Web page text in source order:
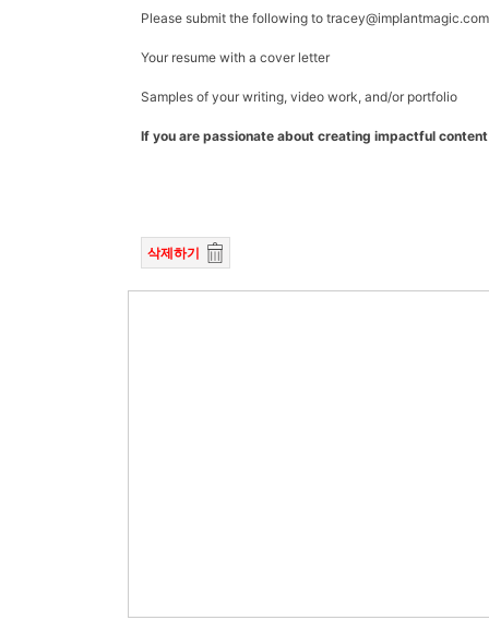
Please submit the following to tracey@implantmagic.com
Your resume with a cover letter
Samples of your writing, video work, and/or portfolio
If you are passionate about creating impactful
삭제하기